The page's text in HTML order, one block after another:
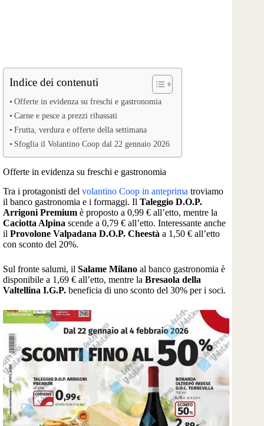
Indice dei contenuti
Offerte in evidenza su freschi e gastronomia
Carne e pesce a prezzi ribassati
Frutta, verdura e offerte della settimana
Sfoglia il Volantino Coop dal 22 gennaio 2026
Offerte in evidenza su freschi e gastronomia
Tra i protagonisti del volantino Coop in anteprima troviamo
il banco gastronomia e i formaggi. Il Taleggio D.O.P.
Arrigoni Premium è proposto a 0,99 € all’etto, mentre la
Caciotta Alpina scende a 0,79 € all’etto. Interessante anche
il Provolone Valpadana D.O.P. Cheestà a 1,50 € all’etto
con sconto del 20%.
Sul fronte salumi, il Salame Milano al banco gastronomia è
disponibile a 1,69 € all’etto, mentre la Bresaola della
Valtellina I.G.P. beneficia di uno sconto del 30% per i soci.